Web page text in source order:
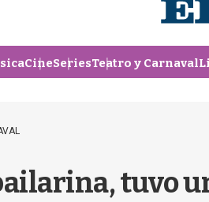
CineSeriesTeatro y Carnaval
tuvo